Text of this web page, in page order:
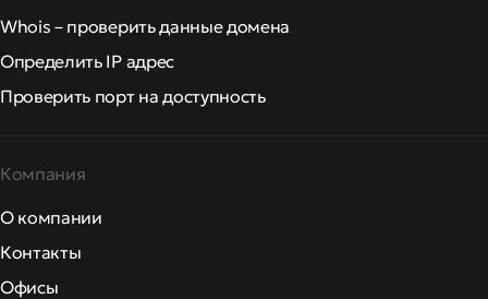
Whois – проверить данные домена
Определить IP адрес
Проверить порт на доступность
Компания
О компании
Контакты
Офисы